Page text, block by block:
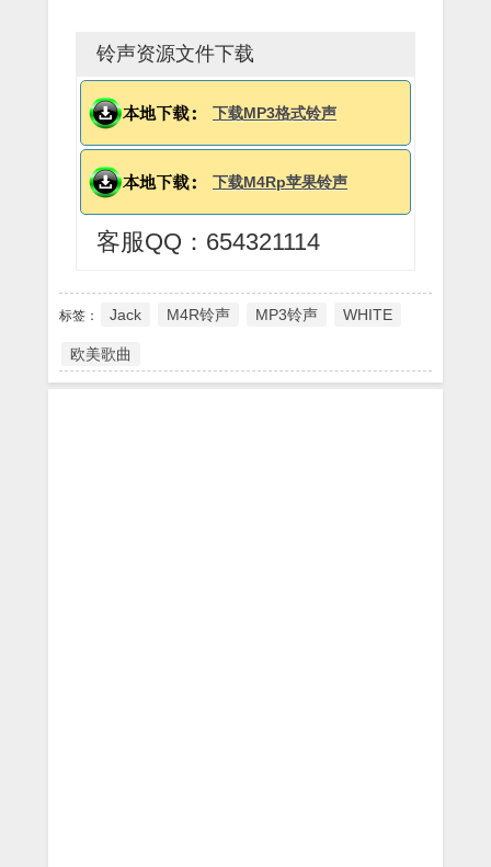
铃声资源文件下载
下载MP3格式铃声
下载M4Rp苹果铃声
客服QQ：654321114
标签： Jack M4R铃声 MP3铃声 WHITE
欧美歌曲